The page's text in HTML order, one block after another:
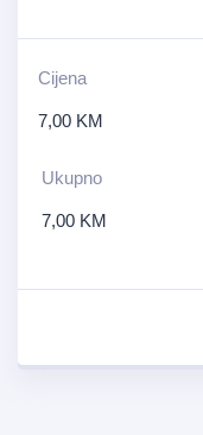
Cijena
7,00 KM
Ukupno
7,00 KM